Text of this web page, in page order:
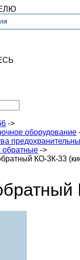
->
оборудование
обратные ->
КО-3К-33